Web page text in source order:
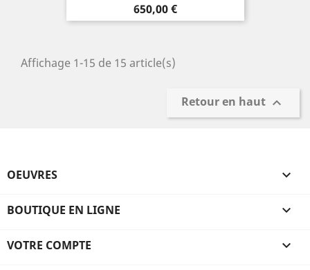
Prix
650,00 €
Affichage 1-15 de 15 article(s)
Retour en haut 
OEUVRES 
BOUTIQUE EN LIGNE 
VOTRE COMPTE 